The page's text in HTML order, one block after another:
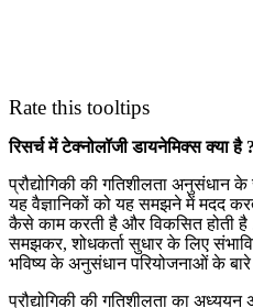
Rate this tooltips
रिसर्च में टेक्नोलॉजी डायनेमिक्स क्या है ?
प्रौद्योगिकी की गतिशीलता
यह वैज्ञानिकों को यह समझने में मदद
कैसे काम करती है और विकसित होती है .
समझकर, शोधकर्ता सुधार के लिए
भविष्य के अनुसंधान परियोजनाओं के
प्रौद्योगिकी की गतिशीलता का